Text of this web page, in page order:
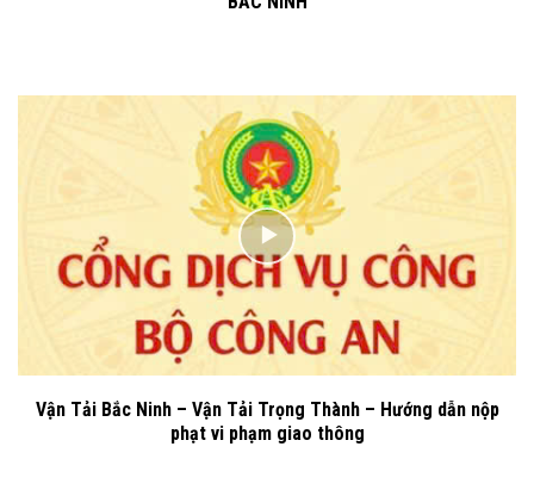
Vận Tải Bắc Ninh – Vận Tải Trọng Thành – Hướng dẫn nộp
phạt vi phạm giao thông